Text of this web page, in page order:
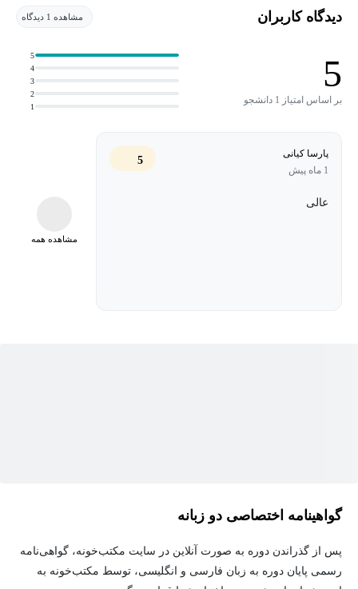
منابع و دوره‌های استفاده شده در این آموزش
Social Icons – Udemy
شده است. این قسمت پایه‌ای برای درک تعاملات بصری در CSS است.
می‌پردازد و به شما کمک می‌کند ساختارهای پیچیده رابط کاربری را
به‌صورت استاندارد پیاده‌سازی کنید.
دیدگاه کاربران مشاهده 1 دیدگاه
5
بر اساس امتیاز 1 دانشجو
1
2
3
4
5
پارسا کیانی
1 ماه پیش
5
عالی
مشاهده همه
گواهینامه اختصاصی دو زبانه
پس از گذراندن دوره به صورت آنلاین در سایت مکتب‌خونه، گواهی‌نامه
رسمی پایان دوره به زبان فارسی و انگلیسی، توسط مکتب‌خونه به